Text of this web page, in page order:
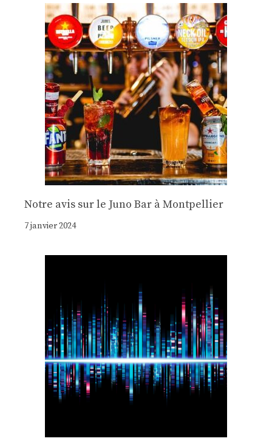
Notre avis sur le Juno Bar à Montpellier
7 janvier 2024